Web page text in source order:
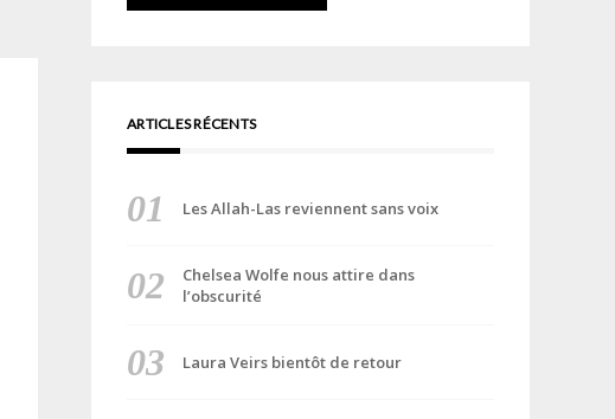
ARTICLES RÉCENTS
Les Allah-Las reviennent sans voix
Chelsea Wolfe nous attire dans
l’obscurité
Laura Veirs bientôt de retour